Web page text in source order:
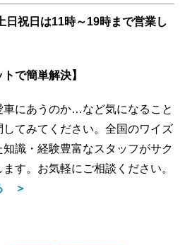
日祝日は11時～19時まで営業し
で簡単解決】
にあうのか…など気になること
てみてください。全国のワイズ
識・経験豊富なスタッフがサク
す。お気軽にご相談ください。
＞